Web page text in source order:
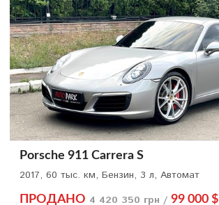
Porsche 911 Carrera S
2017, 60 тыс. км, Бензин, 3 л, Автомат
ПРОДАНО 4 420 350 грн / 99 000 $